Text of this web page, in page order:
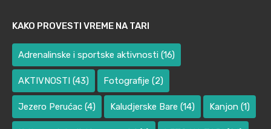
KAKO PROVESTI VREME NA TARI
Adrenalinske i sportske aktivnosti (16)
AKTIVNOSTI (43) Fotografije (2)
Jezero Perućac (4) Kaludjerske Bare (14) Kanjon (1)